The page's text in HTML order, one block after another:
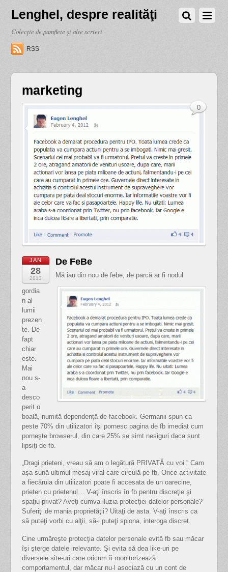
Lenghel, despre realităţi
Colecţie de pamflete şi alte scrieri
RSS
marketing
JAN
28
2013
De FeBe
Mă iau din nou de febe, de parcă ar fi nodul
gordia
n al
lumii
prezen
te. De
fapt
chiar
este.
Mai
nou s-
a
desco
perit o
boală, numită dependenţă de facebook. Germanii spun ca
peste 70% din utilizatori îşi pornesc pagina de fb imediat cum
porneşte browserul, din care 25% se simt nesiguri daca sunt
lipsiţi de fb.
„Dragi prieteni, vreau să am o legătură PRIVATĂ cu voi.” Cam
aşa sună ultimul mesaj viral care circulă pe fb. Orice activitate
a fiecăruia din utilizatori poate fi accesata de un oarecine,
prieten cu prietenul… V-aţi înscris în fb pentru discreţie şi
spaţiu privat? Aveţi cumva iluzia protecţiei datelor personale?
Suferiţi de mania proprietăţii? Uitaţi de asta. V-aţi înscris ca
să puteţi vorbi cu alţii, să-i puteţi spiona, interoga discret.
Cine urmăreşte protecţia datelor personale evită fb sau măcar
îşi şterge datele irelevante. Şi evita să dea like-uri pe
diversele site-uri care oricum îi monitorizează
comportamentul, dar măcar nu-l asociază cu un cont de
0